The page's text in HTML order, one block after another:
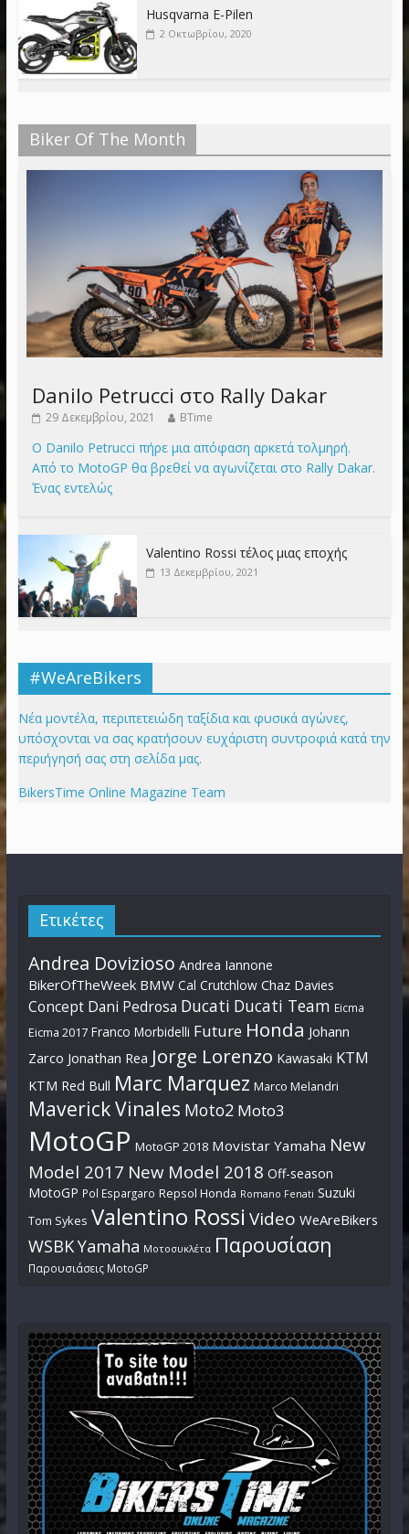
Husqvarna E-Pilen
2 Οκτωβρίου, 2020
Biker Of The Month
Danilo Petrucci στο Rally Dakar
29 Δεκεμβρίου, 2021 BTime
Ο Danilo Petrucci πήρε μια απόφαση αρκετά τολμηρή.
Από το MotoGP θα βρεθεί να αγωνίζεται στο Rally Dakar.
Ένας εντελώς
Valentino Rossi τέλος μιας εποχής
13 Δεκεμβρίου, 2021
#WeAreBikers
Νέα μοντέλα, περιπετειώδη ταξίδια και φυσικά αγώνες,
υπόσχονται να σας κρατήσουν ευχάριστη συντροφιά κατά την
περιήγησή σας στη σελίδα μας.
BikersTime Online Magazine Team
Ετικέτες
Andrea Dovizioso Andrea Iannone
BikerOfTheWeek BMW Cal Crutchlow Chaz Davies
Concept Dani Pedrosa Ducati Ducati Team Eicma
Eicma 2017 Franco Morbidelli Future Honda Johann
Zarco Jonathan Rea Jorge Lorenzo Kawasaki KTM
KTM Red Bull Marc Marquez Marco Melandri
Maverick Vinales Moto2 Moto3
MotoGP MotoGP 2018 Movistar Yamaha New
Model 2017 New Model 2018 Off-season
MotoGP Pol Espargaro Repsol Honda Romano Fenati Suzuki
Tom Sykes Valentino Rossi Video WeAreBikers
WSBKYamaha Μοτοσυκλέτα Παρουσίαση
Παρουσιάσεις MotoGP